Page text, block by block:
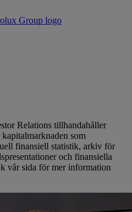
Relations tillhandahåller
som
finansiell statistik, arkiv för
och finansiella
vår sida för mer information